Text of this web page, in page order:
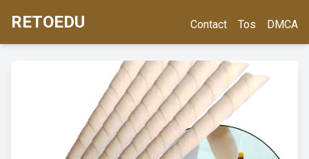
RETOEDU Contact Tos DMCA